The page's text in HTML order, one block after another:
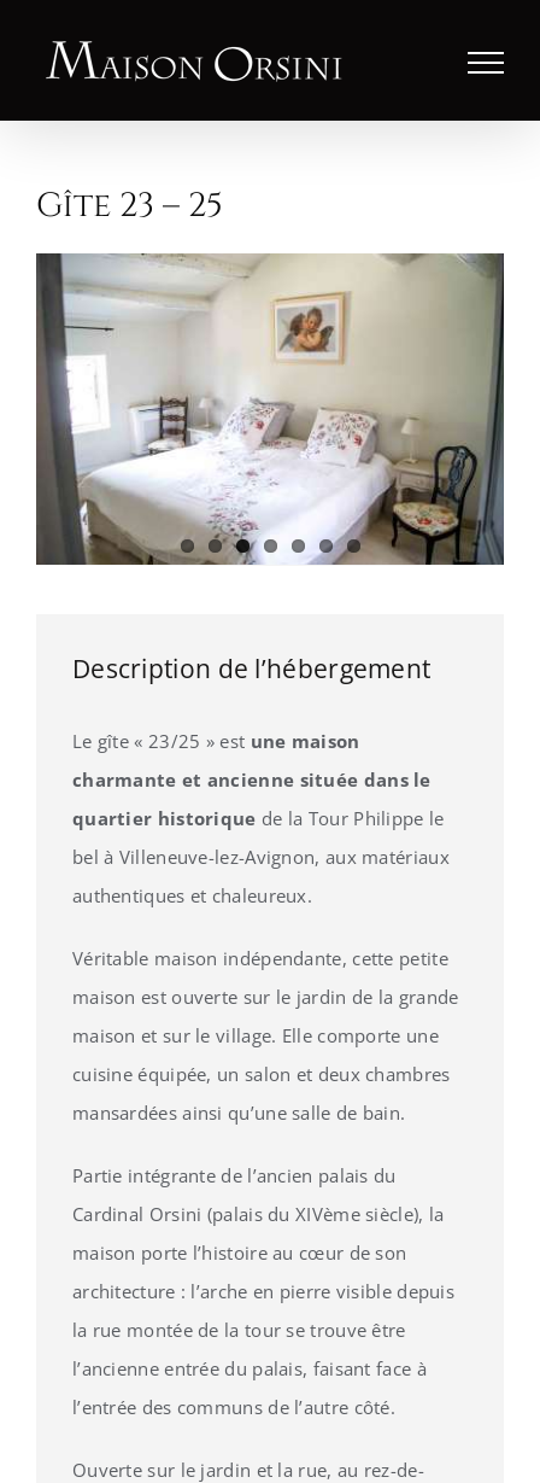
Gîte 23 – 25
Agrandir
l'image
Description de l’hébergement
Le gîte « 23/25 » est une maison
charmante et ancienne située dans le
quartier historique de la Tour Philippe le
bel à Villeneuve-lez-Avignon, aux matériaux
authentiques et chaleureux.
Véritable maison indépendante, cette petite
maison est ouverte sur le jardin de la grande
maison et sur le village. Elle comporte une
cuisine équipée, un salon et deux chambres
mansardées ainsi qu’une salle de bain.
Partie intégrante de l’ancien palais du
Cardinal Orsini (palais du XIVème siècle), la
maison porte l’histoire au cœur de son
architecture : l’arche en pierre visible depuis
la rue montée de la tour se trouve être
l’ancienne entrée du palais, faisant face à
l’entrée des communs de l’autre côté.
Ouverte sur le jardin et la rue, au rez-de-